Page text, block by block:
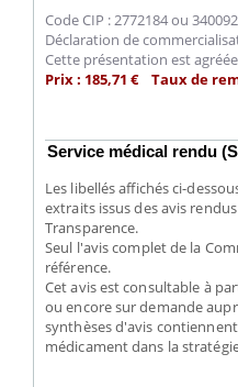
Code CIP : 2772184 ou
Déclaration de
Cette présentation est
Prix : 185,71 € Taux de
Service médical rendu
Les libellés affichés ci-
extraits issus des avis
Transparence.
Seul l'avis complet de la
référence.
Cet avis est consultable à
ou encore sur demande
synthèses d'avis
médicament dans la